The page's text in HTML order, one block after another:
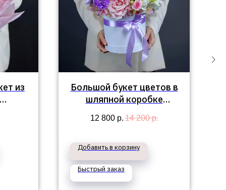
из
Большой букет цветов в
шляпной коробке
12 800 р. 14 200 р.
Добавить в корзину
Быстрый заказ